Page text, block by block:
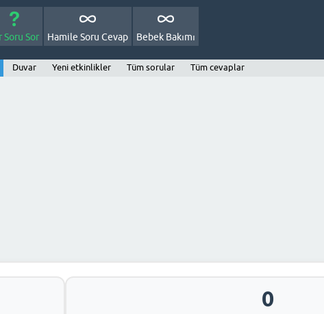
Soru Sor Hamile Soru Cevap Bebek Bakımı
Duvar Yeni etkinlikler Tüm sorular Tüm cevaplar
0